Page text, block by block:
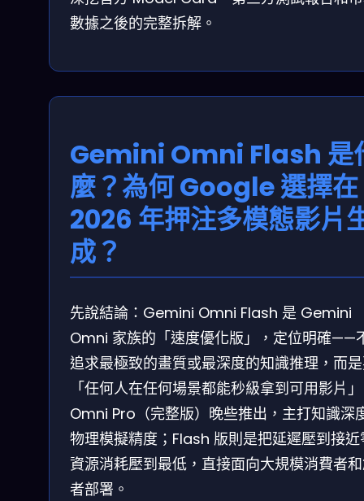
數據之後的完整拆解。
Gemini Omni Flash 是
麼？為何 Google 選擇在
2026 年押注多模態影片
成？
先說結論：Gemini Omni Flash 是 Gemini
Omni 家族的「速度優化版」，定位明確——
追求最極致的畫質或最深度的知識推理，而
「任何人在任何場景都能秒級拿到可用影片
Omni Pro（完整版）晚些推出，主打知識深
物理模擬精度；Flash 版則是把延遲壓到接近
資源消耗壓到最低，直接面向大規模消費者
者部署。